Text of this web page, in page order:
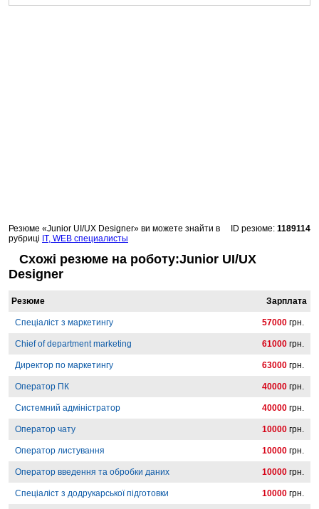
Резюме «Junior UI/UX Designer» ви можете знайти в
рубриці IT, WEB специалисты
ID резюме: 1189114
Схожі резюме на роботу:Junior UI/UX
Designer
Резюме Зарплата
Спеціаліст з маркетингу 57000 грн.
Chief of department marketing 61000 грн.
Директор по маркетингу 63000 грн.
Оператор ПК 40000 грн.
Системний адміністратор 40000 грн.
Оператор чату 10000 грн.
Оператор листування 10000 грн.
Оператор введення та обробки даних 10000 грн.
Спеціаліст з додрукарської підготовки 10000 грн.